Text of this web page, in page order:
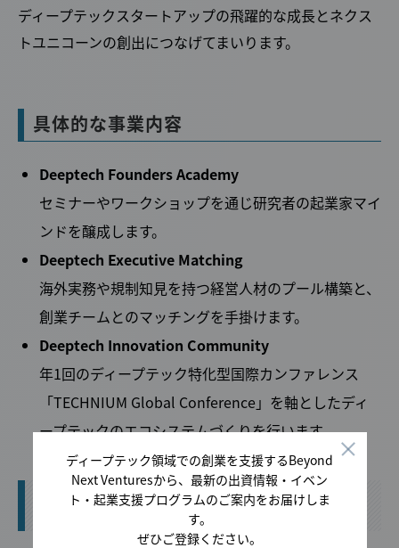
ディープテックスタートアップの飛躍的な成長とネクス
トユニコーンの創出につなげてまいります。
具体的な事業内容
Deeptech Founders Academy
セミナーやワークショップを通じ研究者の起業家マイ
ンドを醸成します。
Deeptech Executive Matching
海外実務や規制知見を持つ経営人材のプール構築と、
創業チームとのマッチングを手掛けます。
Deeptech Innovation Community
年1回のディープテック特化型国際カンファレンス
「TECHNIUM Global Conference」を軸としたディ
ープテックのエコシステムづくりを行います。
事業の概要について
ディープテック領域での創業を支援するBeyond
Next Venturesから、最新の出資情報・イベン
ト・起業支援プログラムのご案内をお届けしま
す。
ぜひご登録ください。